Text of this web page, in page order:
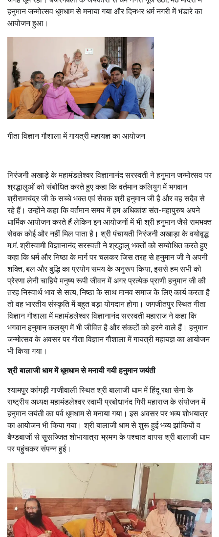
हनुमान जन्मोत्सव धूमधाम से मनाया गया और दिनभर धर्म नगरी में भंडारे का
आयोजन हुआ।
गीता विज्ञान गौशाला में गायत्री महायज्ञ का आयोजन
निरंजनी अखाड़े के महामंडलेश्वर विज्ञानानंद सरस्वती ने हनुमान जन्मोत्सव पर
श्रद्धालुओं को संबोधित करते हुए कहा कि वर्तमान कलियुग में भगवान
श्रीरामचंद्र जी के सच्चे भक्त एवं सेवक श्री हनुमान जी है और वह सदैव से
रहे हैं। उन्होंने कहा कि वर्तमान समय में हम अधिकांश संत-महापुरुष अपने
धार्मिक आयोजन करते हैं लेकिन इन आयोजनों में भी श्री हनुमान जैसे रामभक्त
सेवक कोई और नहीं मिल पाता है। श्री पंचायती निरंजनी अखाड़ा के वयोवृद्ध
म.मं. श्रीस्वामी विज्ञानानंद सरस्वती ने श्रद्धालु भक्तों को सम्बोधित करते हुए
कहा कि धर्म और निष्ठा के मार्ग पर चलकर जिस तरह से हनुमान जी ने अपनी
शक्ति, बल और बुद्धि का प्रयोग समय के अनुरूप किया, इससे हम सभी को
प्रेरणा लेनी चाहिये मनुष्य रूपी जीवन में अगर प्रत्येक प्राणी हनुमान जी की
तरह निस्वार्थ भाव से सत्य, निष्ठा के साथ मानव समाज के लिए कार्य करता है
तो वह भारतीय संस्कृति में बहुत बड़ा योगदान होगा। जगजीतपुर स्थित गीता
विज्ञान गौशाला में महामंडलेश्वर विज्ञानानंद सरस्वती महाराज ने कहा कि
भगवान हनुमान कलयुग में भी जीवित है और संकटों को हरने वाले हैं। हनुमान
जन्मोत्सव के अवसर पर गीता विज्ञान गौशाला में गायत्री महायज्ञ का आयोजन
भी किया गया।
श्री बालाजी धाम में धूमधाम से मनायी गयी हनुमान जयंती
श्यामपुर कांगड़ी गाजीवाली स्थित श्री बालाजी धाम में हिंदू रक्षा सेना के
राष्ट्रीय अध्यक्ष महामंडलेश्वर स्वामी प्रबोधानंद गिरी महाराज के संयोजन में
हनुमान जयंती का पर्व धूमधाम से मनाया गया। इस अवसर पर भव्य शोभयात्र
का आयोजन भी किया गया। श्री बालाजी धाम से शुरू हुई भव्य झांकियों व
बैण्डबाजों से सुसज्जित शोभायात्रा भ्रमण के पश्चात वापस श्री बालाजी धाम
पर पहुंचकर संपन्न हुई।